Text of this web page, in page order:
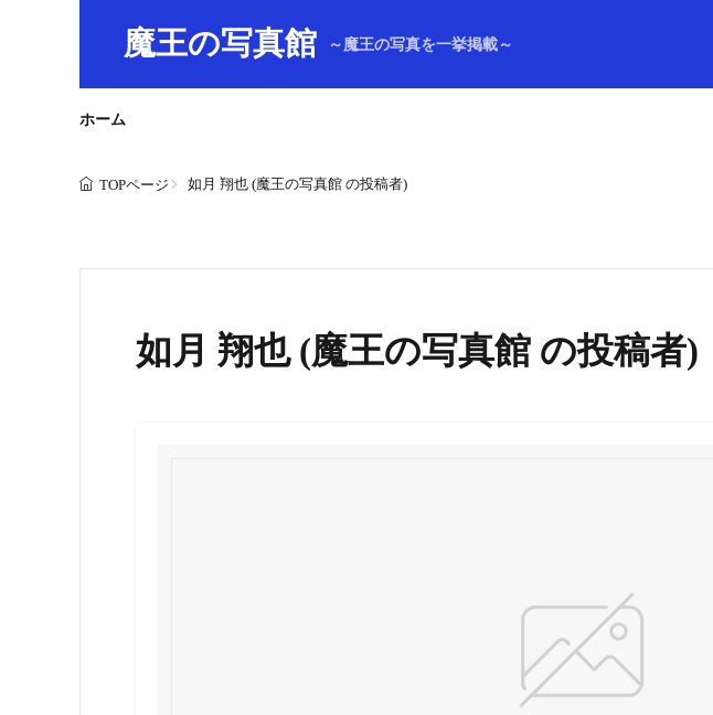
魔王の写真館 ～魔王の写真を一挙掲載～
ホーム
TOPページ 如月 翔也 (魔王の写真館 の投稿者)
如月 翔也 (魔王の写真館 の投稿者)